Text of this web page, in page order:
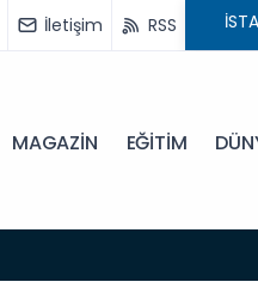
İletişim RSS
MAGAZİN EĞİTİM